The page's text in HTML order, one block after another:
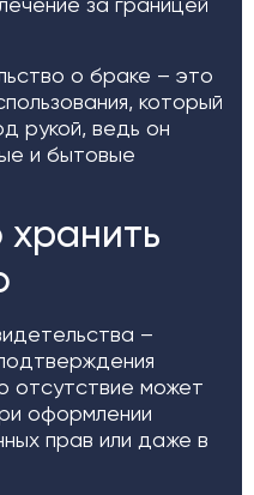
о браке – это
который
рукой, ведь он
и бытовые
–
отсутствие может
оформлении
прав или даже в